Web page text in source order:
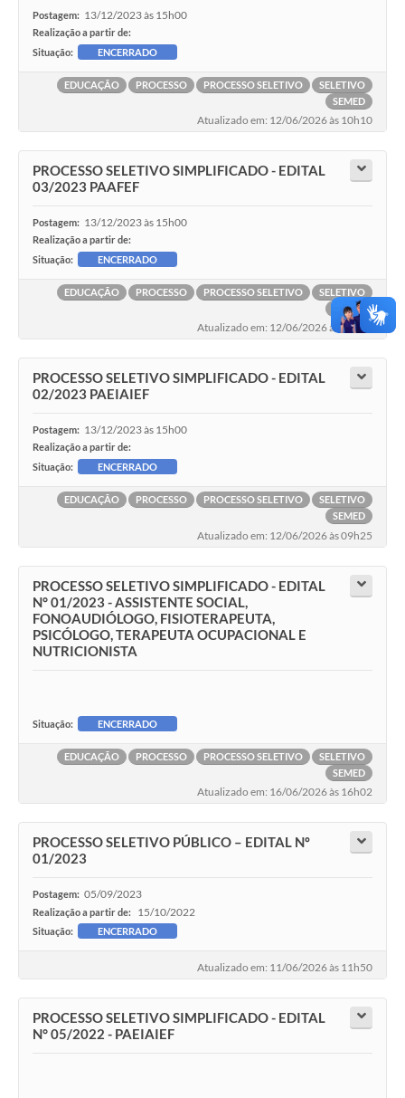
Postagem: 13/12/2023 às 15h00
Realização a partir de:
Situação:
ENCERRADO
EDUCAÇÃO PROCESSO PROCESSO SELETIVO
SELETIVO
SEMED
Atualizado em: 12/06/2026 às 10h10
PROCESSO SELETIVO SIMPLIFICADO - EDITAL
03/2023 PAAFEF
Postagem: 13/12/2023 às 15h00
Realização a partir de:
Situação:
ENCERRADO
EDUCAÇÃO PROCESSO PROCESSO SELETIVO
SELETIVO
SEMED
Atualizado em: 12/06/2026 às 09h56
PROCESSO SELETIVO SIMPLIFICADO - EDITAL
02/2023 PAEIAIEF
Postagem: 13/12/2023 às 15h00
Realização a partir de:
Situação:
ENCERRADO
EDUCAÇÃO PROCESSO PROCESSO SELETIVO
SELETIVO
SEMED
Atualizado em: 12/06/2026 às 09h25
PROCESSO SELETIVO SIMPLIFICADO - EDITAL
N° 01/2023 - ASSISTENTE SOCIAL,
FONOAUDIÓLOGO, FISIOTERAPEUTA,
PSICÓLOGO, TERAPEUTA OCUPACIONAL E
NUTRICIONISTA
Situação: ENCERRADO
EDUCAÇÃO PROCESSO PROCESSO SELETIVO
SELETIVO
SEMED
Atualizado em: 16/06/2026 às 16h02
PROCESSO SELETIVO PÚBLICO – EDITAL Nº
01/2023
Postagem: 05/09/2023
Realização a partir de: 15/10/2022
Situação: ENCERRADO
Atualizado em: 11/06/2026 às 11h50
PROCESSO SELETIVO SIMPLIFICADO - EDITAL
N° 05/2022 - PAEIAIEF